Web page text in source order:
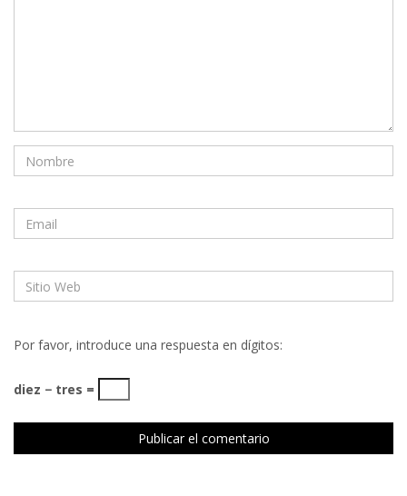
Por favor, introduce una respuesta en dígitos:
diez − tres =